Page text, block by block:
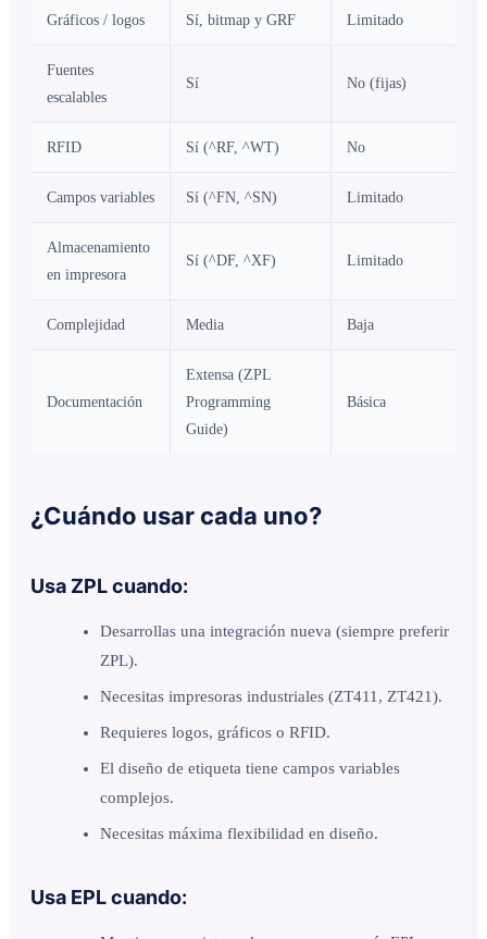
Gráficos / logos Sí, bitmap y GRF Limitado
Fuentes
escalables
Sí No (fijas)
RFID Sí (^RF, ^WT) No
Campos variables Sí (^FN, ^SN) Limitado
Almacenamiento
en impresora
Sí (^DF, ^XF) Limitado
Complejidad Media Baja
Documentación
Extensa (ZPL
Programming
Guide)
Básica
¿Cuándo usar cada uno?
Usa ZPL cuando:
Desarrollas una integración nueva (siempre preferir
ZPL).
Necesitas impresoras industriales (ZT411, ZT421).
Requieres logos, gráficos o RFID.
El diseño de etiqueta tiene campos variables
complejos.
Necesitas máxima flexibilidad en diseño.
Usa EPL cuando: